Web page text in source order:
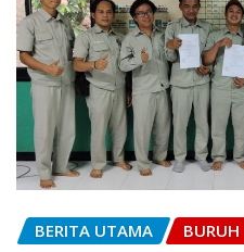
BERITA UTAMA BURUH